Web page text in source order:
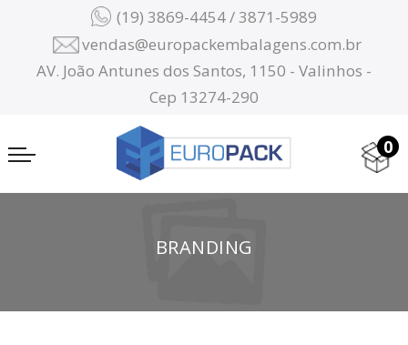
(19) 3869-4454 / 3871-5989
vendas@europackembalagens.com.br
AV. João Antunes dos Santos, 1150 - Valinhos -
Cep 13274-290
0
BRANDING